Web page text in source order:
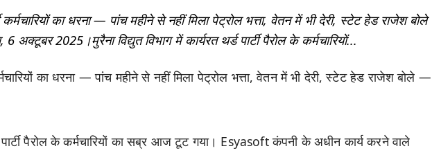
कर्मचारियों का धरना — पांच महीने से नहीं मिला पेट्रोल भत्ता, वेतन में भी देरी, स्टेट हेड राजेश बोले
अक्टूबर 2025।मुरैना विद्युत विभाग में कार्यरत थर्ड पार्टी पैरोल के कर्मचारियों...
का धरना — पांच महीने से नहीं मिला पेट्रोल भत्ता, वेतन में भी देरी, स्टेट हेड राजेश बोले —
पार्टी पैरोल के कर्मचारियों का सब्र आज टूट गया। Esyasoft कंपनी के अधीन कार्य करने वाले